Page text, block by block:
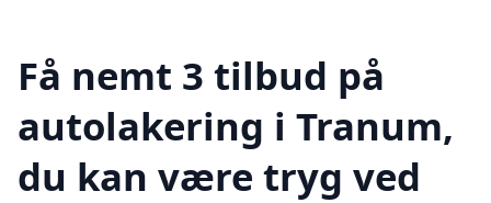
Få nemt 3 tilbud på
autolakering i Tranum,
du kan være tryg ved